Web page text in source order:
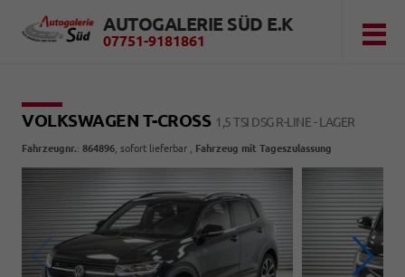
AUTOGALERIE SÜD E.K
07751-9181861
VOLKSWAGEN T-CROSS 1,5 TSI DSG R-LINE - LAGER
Fahrzeugnr.: 864896 sofort lieferbar Fahrzeug mit Tageszulassung